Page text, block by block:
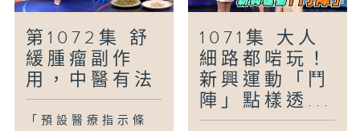
第1072集 舒
緩腫瘤副作
用，中醫有法
「預設醫療指示條
1071集 大人
細路都啱玩！
新興運動「鬥
陣」點樣透...